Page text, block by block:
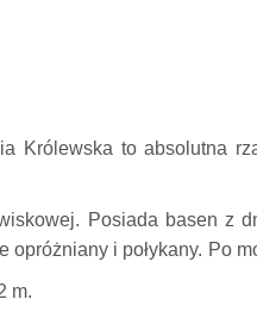
Królewska to absolutna
Posiada basen z
opróżniany i połykany. Po
m.